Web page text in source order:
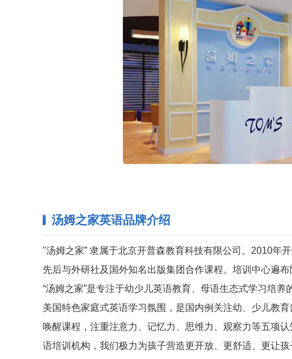
汤姆之家英语品牌介绍
"汤姆之家” 隶属于北京开普森教育科技有限公司。2010年
先后与外研社及国外知名出版集团合作课程。培训中心遍
“汤姆之家”是专注于幼少儿英语教育、母语生态式学习培
美国特色家庭式英语学习氛围，是国内例关注幼、少儿教
唤醒课程，注重注意力、记忆力、思维力、观察力等五项
语培训机构，我们极力为孩子营造更开放、更舒适、更让